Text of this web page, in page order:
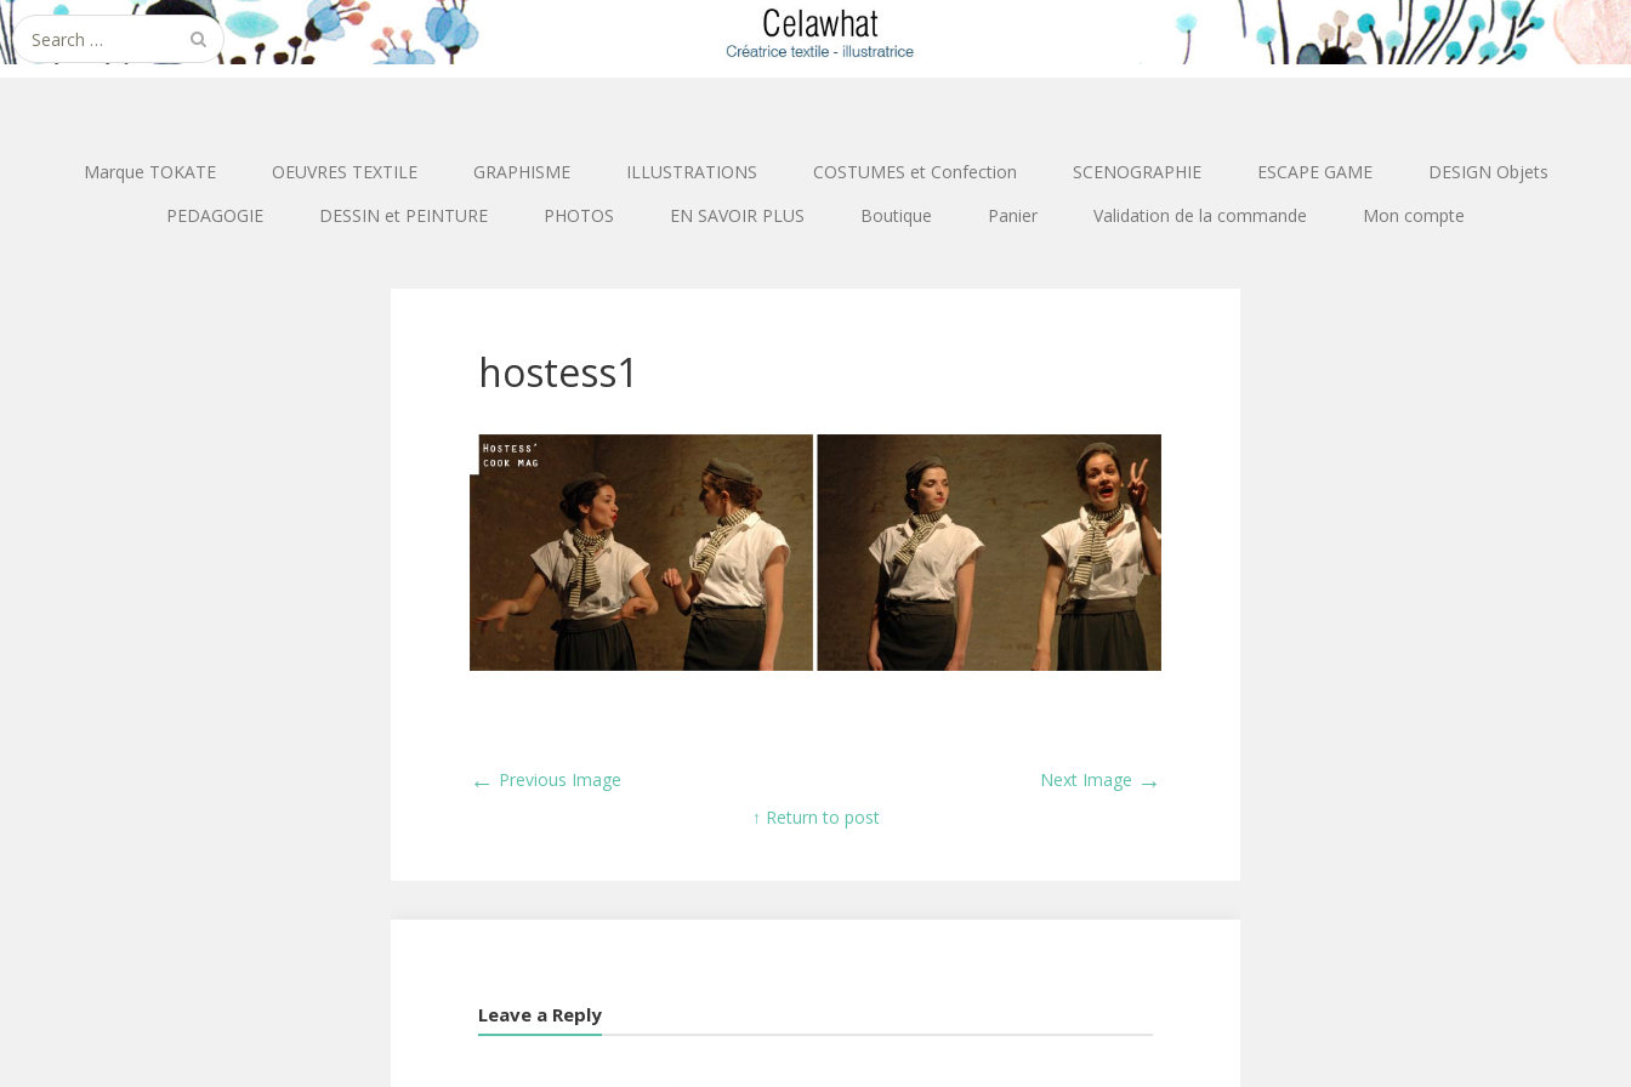
Search
for:
Marque TOKATE OEUVRES TEXTILE GRAPHISME ILLUSTRATIONS COSTUMES et Confection SCENOGRAPHIE ESCAPE GAME
DESIGN Objets
PEDAGOGIE
DESSIN et PEINTURE PHOTOS EN SAVOIR PLUS Boutique Panier Validation de la commande Mon compte
hostess1
← Previous Image Next Image →
↑ Return to post
Leave a Reply